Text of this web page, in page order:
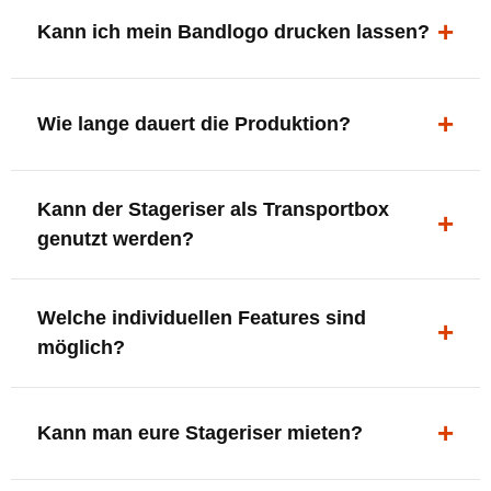
ergonomisch, sicher und gut sichtbar.
Kann ich mein Bandlogo drucken lassen?
deine Bühne, deine Marke.
Wie lange dauert die Produktion?
innerhalb Deutschlands kostenfrei.
Kann der Stageriser als Transportbox
genutzt werden?
oder Zubehör nutzen.
Welche individuellen Features sind
möglich?
XLR-Brücke / Schnittstelle
Setlist-Clip
Kann man eure Stageriser mieten?